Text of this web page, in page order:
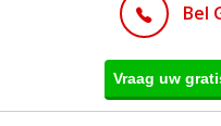
Bel
Vraag uw